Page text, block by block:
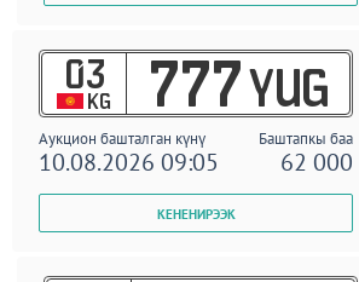
03
KG 777 YUG
Аукцион башталган күнү Баштапкы баа
10.08.2026 09:05 62 000